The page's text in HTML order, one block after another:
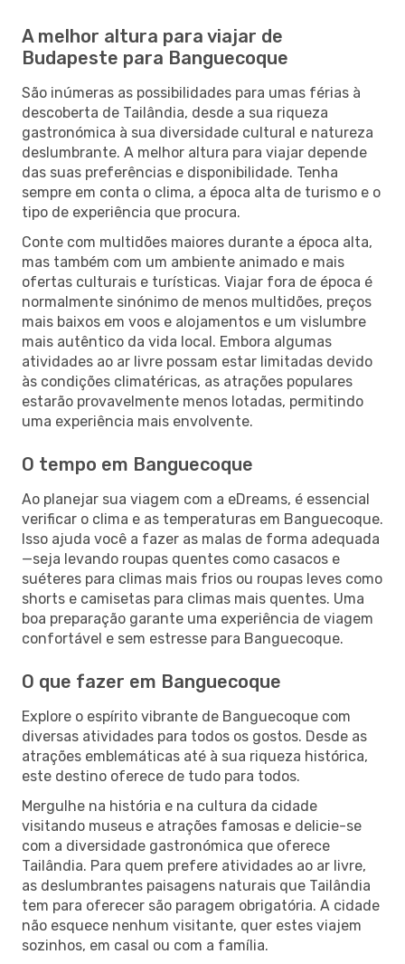
A melhor altura para viajar de
Budapeste para Banguecoque
São inúmeras as possibilidades para umas férias à
descoberta de Tailândia, desde a sua riqueza
gastronómica à sua diversidade cultural e natureza
deslumbrante. A melhor altura para viajar depende
das suas preferências e disponibilidade. Tenha
sempre em conta o clima, a época alta de turismo e o
tipo de experiência que procura.
Conte com multidões maiores durante a época alta,
mas também com um ambiente animado e mais
ofertas culturais e turísticas. Viajar fora de época é
normalmente sinónimo de menos multidões, preços
mais baixos em voos e alojamentos e um vislumbre
mais autêntico da vida local. Embora algumas
atividades ao ar livre possam estar limitadas devido
às condições climatéricas, as atrações populares
estarão provavelmente menos lotadas, permitindo
uma experiência mais envolvente.
O tempo em Banguecoque
Ao planejar sua viagem com a eDreams, é essencial
verificar o clima e as temperaturas em Banguecoque.
Isso ajuda você a fazer as malas de forma adequada
—seja levando roupas quentes como casacos e
suéteres para climas mais frios ou roupas leves como
shorts e camisetas para climas mais quentes. Uma
boa preparação garante uma experiência de viagem
confortável e sem estresse para Banguecoque.
O que fazer em Banguecoque
Explore o espírito vibrante de Banguecoque com
diversas atividades para todos os gostos. Desde as
atrações emblemáticas até à sua riqueza histórica,
este destino oferece de tudo para todos.
Mergulhe na história e na cultura da cidade
visitando museus e atrações famosas e delicie-se
com a diversidade gastronómica que oferece
Tailândia. Para quem prefere atividades ao ar livre,
as deslumbrantes paisagens naturais que Tailândia
tem para oferecer são paragem obrigatória. A cidade
não esquece nenhum visitante, quer estes viajem
sozinhos, em casal ou com a família.